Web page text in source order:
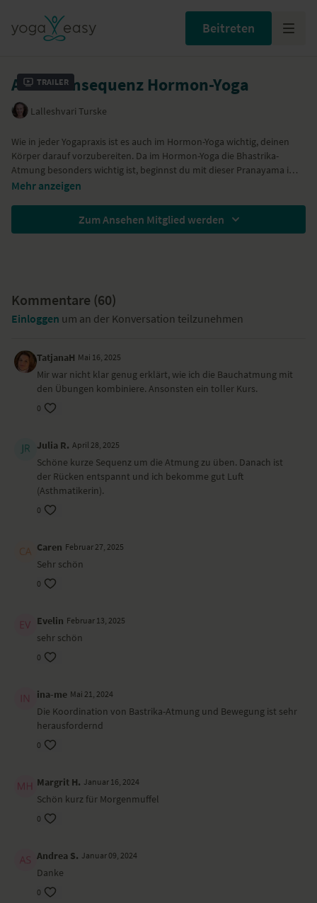
Beitreten
Trailer
Aufwärmsequenz Hormon-Yoga
Lalleshvari Turske
Wie in jeder Yogapraxis ist es auch im Hormon-Yoga wichtig, deinen
Körper darauf vorzubereiten. Da im Hormon-Yoga die Bhastrika-
Atmung besonders wichtig ist, beginnst du mit dieser Pranayama im
Stehen. Die Atmung verbindest du dann mit einfachen dynamischen
Mehr anzeigen
Zum Ansehen Mitglied werden
Kommentare (60)
Einloggen um an der Konversation teilzunehmen
TatjanaH Mai 16, 2025
Mir war nicht klar genug erklärt, wie ich die Bauchatmung mit
den Übungen kombiniere. Ansonsten ein toller Kurs.
0
Julia R. April 28, 2025
Schöne kurze Sequenz um die Atmung zu üben. Danach ist
der Rücken entspannt und ich bekomme gut Luft
(Asthmatikerin).
0
Caren Februar 27, 2025
Sehr schön
0
Evelin Februar 13, 2025
sehr schön
0
ina-me Mai 21, 2024
Die Koordination von Bastrika-Atmung und Bewegung ist sehr
herausfordernd
0
Margrit H. Januar 16, 2024
Schön kurz für Morgenmuffel
0
Andrea S. Januar 09, 2024
Danke
0